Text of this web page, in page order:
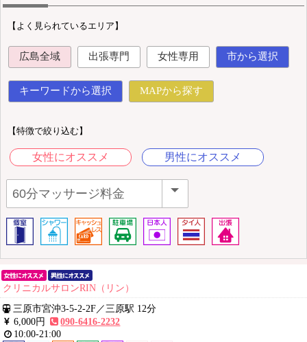
【よく見られているエリア】
広島全域 出張専門 女性専用 市から選択
キーワードから選択 MAPから探す
【特徴で絞り込む】
女性にオススメ 男性にオススメ
クリニカルサロンRIN（リン）
三原市宮沖3-5-2-2F／三原駅 12分
6,000円
090-6416-2232
10:00-21:00